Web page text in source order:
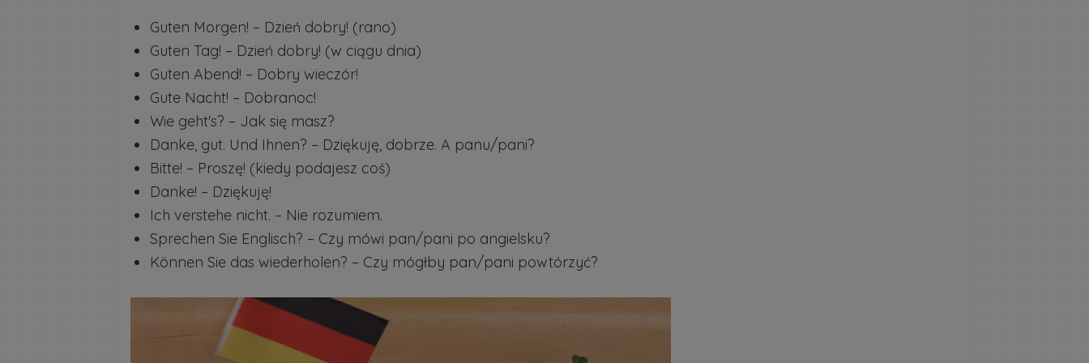
Guten Morgen! – Dzień dobry! (rano)
Guten Tag! – Dzień dobry! (w ciągu dnia)
Guten Abend! – Dobry wieczór!
Gute Nacht! – Dobranoc!
Wie geht's? – Jak się masz?
Danke, gut. Und Ihnen? – Dziękuję, dobrze. A panu/pani?
Bitte! – Proszę! (kiedy podajesz coś)
Danke! – Dziękuję!
Ich verstehe nicht. – Nie rozumiem.
Sprechen Sie Englisch? – Czy mówi pan/pani po angielsku?
Können Sie das wiederholen? – Czy mógłby pan/pani powtórzyć?